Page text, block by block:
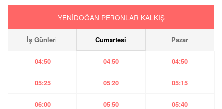
YENİDOĞAN PERONLAR KALKIŞ
İş Günleri Cumartesi Pazar
04:50 04:50 04:50
05:25 05:20 05:15
06:00 05:50 05:40